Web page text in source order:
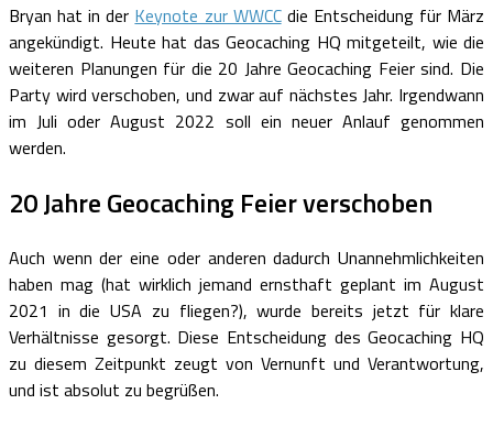
Bryan hat in der Keynote zur WWCCdie Entscheidung für März
angekündigt. Heute hat das Geocaching HQ mitgeteilt, wie die
weiteren Planungen für die 20 Jahre Geocaching Feier sind. Die
Party wird verschoben, und zwar auf nächstes Jahr. Irgendwann
im Juli oder August 2022 soll ein neuer Anlauf genommen
werden.
20 Jahre Geocaching Feier verschoben
Auch wenn der eine oder anderen dadurch Unannehmlichkeiten
haben mag (hat wirklich jemand ernsthaft geplant im August
2021 in die USA zu fliegen?), wurde bereits jetzt für klare
Verhältnisse gesorgt. Diese Entscheidung des Geocaching HQ
zu diesem Zeitpunkt zeugt von Vernunft und Verantwortung,
und ist absolut zu begrüßen.